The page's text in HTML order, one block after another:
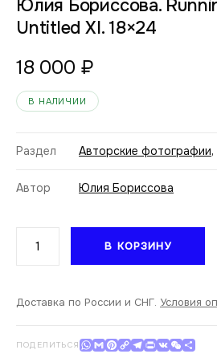
Юлия Борисcова.
Untitled XI. 18×24
18 000 ₽
В НАЛИЧИИ
Раздел Авторские фотографии,
Автор Юлия Бориссова
товара
Running
Edge.
В КОРЗИНУ
Доставка по России и СНГ. Условия
ПОДЕЛИТЬСЯ WhatsApp
Gmail
Pinterest
Copy LinkTelegram
Print
VK